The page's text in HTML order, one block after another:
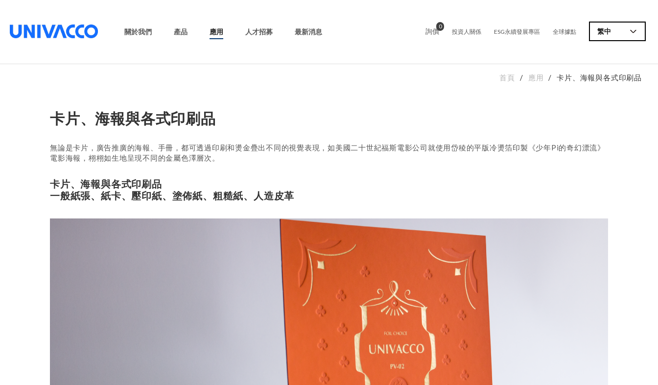
關於我們 產品 應用 人才招募 最新消息 詢價
0
投資人關係 ESG永續發展專區 全球據點 繁中
首頁 應用 卡片、海報與各式印刷品
卡片、海報與各式印刷品
無論是卡片，廣告推廣的海報、手冊，都可透過印刷和燙金疊出不同的視覺表現，如美國二十世紀福斯電影公司就使用岱稜的平版冷燙箔印製《少年Pi的奇幻漂流》
電影海報，栩栩如生地呈現不同的金屬色澤層次。
卡片、海報與各式印刷品
一般紙張、紙卡、壓印紙、塗佈紙、粗糙紙、人造皮革